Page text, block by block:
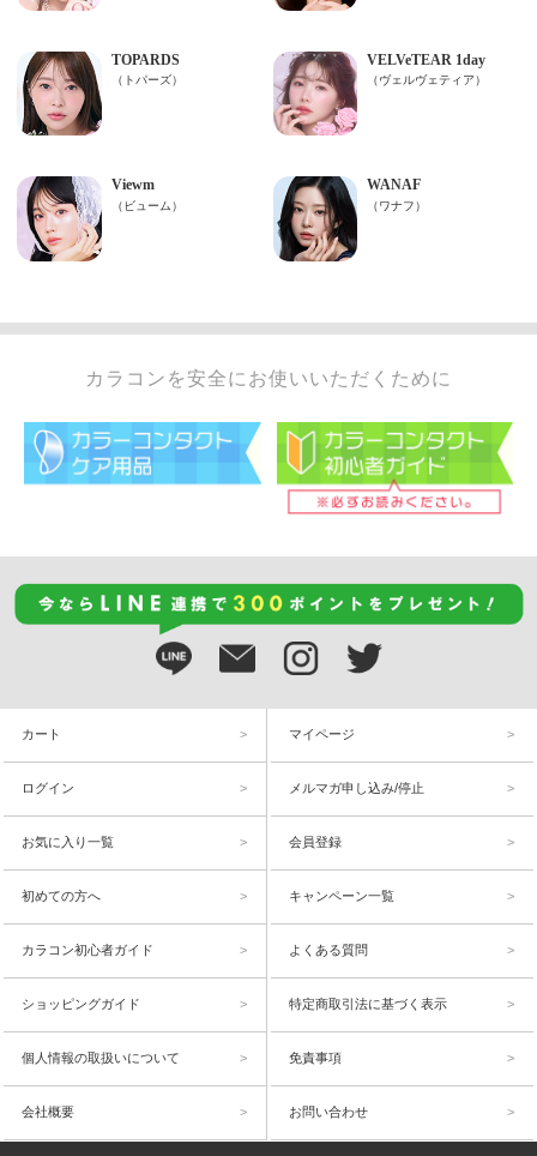
カラコンを安全にお使いいただくために
カート マイページ
ログイン メルマガ申し込み/停止
お気に入り一覧 会員登録
初めての方へ キャンペーン一覧
カラコン初心者ガイド よくある質問
ショッピングガイド 特定商取引法に基づく表示
個人情報の取扱いについて 免責事項
会社概要 お問い合わせ